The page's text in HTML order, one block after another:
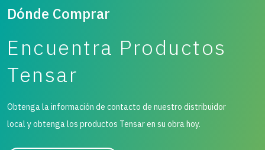
Dónde Comprar
Encuentra Productos
Tensar
Obtenga la información de contacto de nuestro distribuidor
local y obtenga los productos Tensar en su obra hoy.